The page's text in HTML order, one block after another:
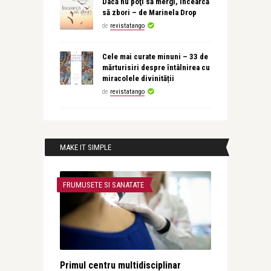
să zbori – de Marinela Drop
de revistatango
Cele mai curate minuni – 33 de
mărturisiri despre întâlnirea cu
miracolele divinității
de revistatango
MAKE IT SIMPLE
FRUMUSETE SI SANATATE
Primul centru multidisciplinar